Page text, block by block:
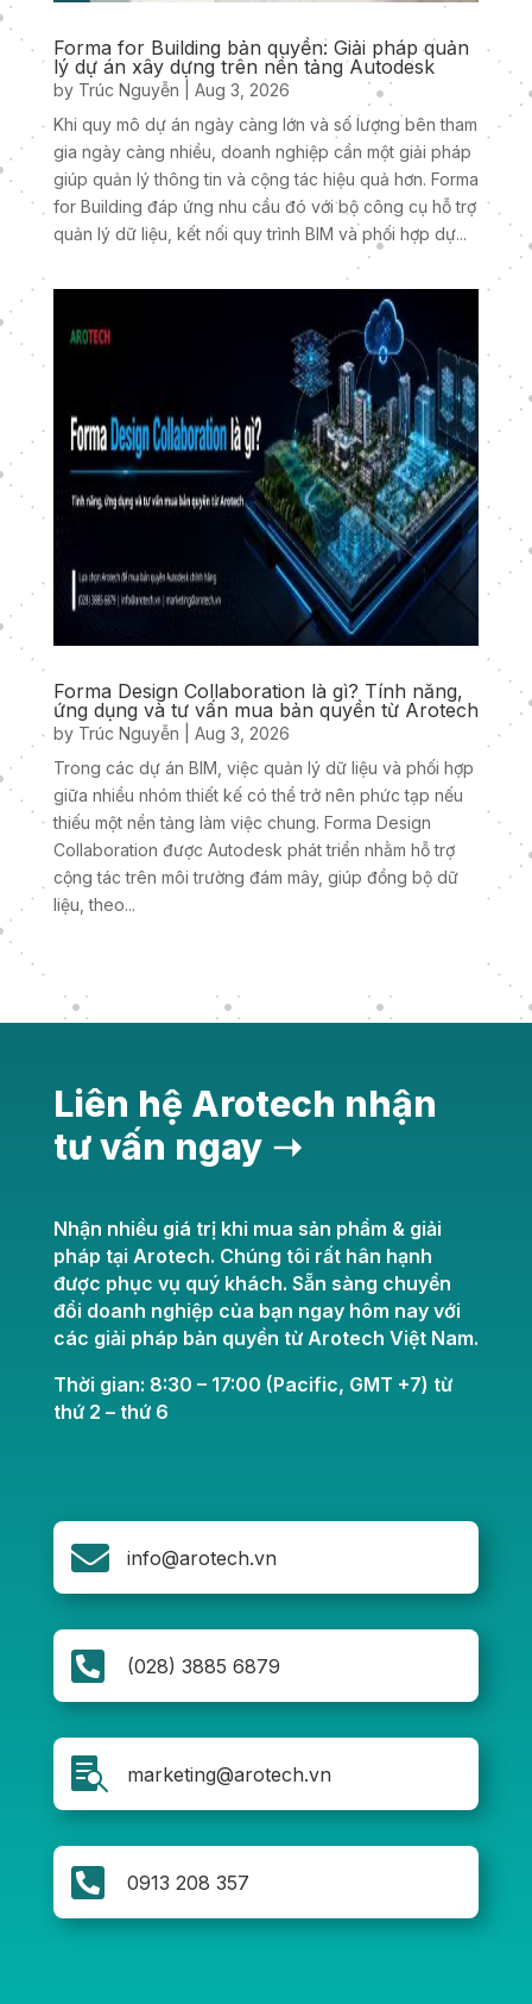
Forma for Building bản quyền: Giải pháp quản
lý dự án xây dựng trên nền tảng Autodesk
by Trúc Nguyễn
Aug 3, 2026
Khi quy mô dự án ngày càng lớn và số lượng bên tham
gia ngày càng nhiều, doanh nghiệp cần một giải pháp
giúp quản lý thông tin và cộng tác hiệu quả hơn. Forma
for Building đáp ứng nhu cầu đó với bộ công cụ hỗ trợ
quản lý dữ liệu, kết nối quy trình BIM và phối hợp dự...
Forma Design Collaboration là gì? Tính năng,
ứng dụng và tư vấn mua bản quyền từ Arotech
by Trúc Nguyễn
Aug 3, 2026
Trong các dự án BIM, việc quản lý dữ liệu và phối hợp
giữa nhiều nhóm thiết kế có thể trở nên phức tạp nếu
thiếu một nền tảng làm việc chung. Forma Design
Collaboration được Autodesk phát triển nhằm hỗ trợ
cộng tác trên môi trường đám mây, giúp đồng bộ dữ
liệu, theo...
Liên hệ Arotech nhận
tư vấn ngay ➝
Nhận nhiều giá trị khi mua sản phẩm & giải
pháp tại Arotech. Chúng tôi rất hân hạnh
được phục vụ quý khách. Sẵn sàng chuyển
đổi doanh nghiệp của bạn ngay hôm nay với
các giải pháp bản quyền từ Arotech Việt Nam.
Thời gian: 8:30 – 17:00 (Pacific, GMT +7) từ
thứ 2 – thứ 6
 info@arotech.vn
 (028) 3885 6879
 marketing@arotech.vn
 0913 208 357